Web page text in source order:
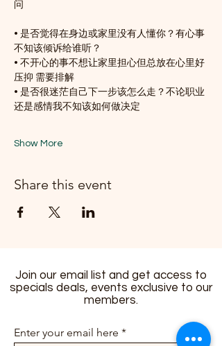
问
• 是否觉得在身边或家里没有人懂你？有心事
不知该倾诉给谁听？
• 不开心的事不想让家里担心但总放在心里好
压抑 需要排解
• 是否很迷茫自己下一步该怎么走？不论职业
还是感情我不知该如何做决定
Show More
Share this event
Join our email list and get access to
specials deals, events exclusive to our
members.
Enter your email here